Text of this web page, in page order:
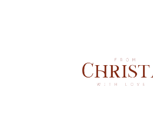
Accueil